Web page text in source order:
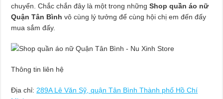
chuyển. Chắc chắn đây là một trong nhữngShop quần áo nữ
Quận Tân Bình vô cùng lý tưởng để cùng hội chị em đến đấy
mua sắm đấy.
Thông tin liên hệ
Địa chỉ: 289A Lê Văn Sỹ, quận Tân Bình Thành phố Hồ Chí